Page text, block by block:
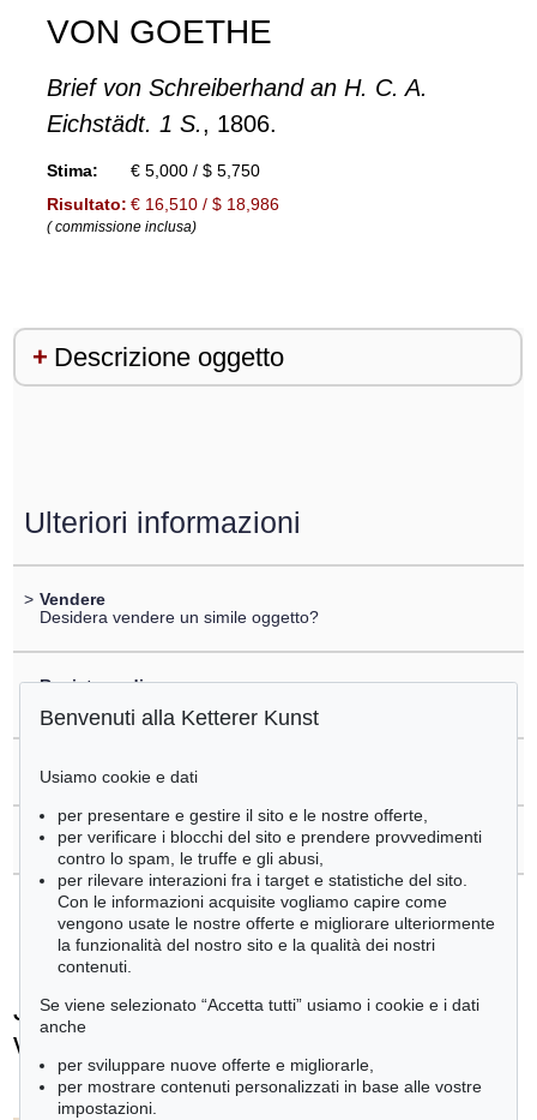
VON GOETHE
Brief von Schreiberhand an H. C. A.
Eichstädt. 1 S., 1806.
Stima:
€ 5,000 / $ 5,750
Risultato: € 16,510 / $ 18,986
( commissione inclusa)
Descrizione oggetto
Ulteriori informazioni
> Vendere
Desidera vendere un simile oggetto?
> Registrare di
Domande sull´acquisto
Contattare esperti
Johann Wolfgang von Goethe - Ogetti
venduti
tute le offerte
Benvenuti alla Ketterer Kunst
Usiamo cookie e dati
per presentare e gestire il sito e le nostre offerte,
per verificare i blocchi del sito e prendere provvedimenti
contro lo spam, le truffe e gli abusi,
per rilevare interazioni fra i target e statistiche del sito.
Con le informazioni acquisite vogliamo capire come
vengono usate le nostre offerte e migliorare ulteriormente
la funzionalità del nostro sito e la qualità dei nostri
contenuti.
Se viene selezionato “Accetta tutti” usiamo i cookie e i dati
anche
per sviluppare nuove offerte e migliorarle,
per mostrare contenuti personalizzati in base alle vostre
impostazioni.